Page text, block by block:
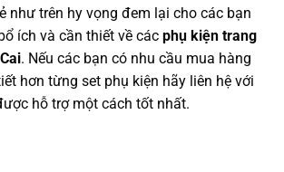
như trên hy vọng đem lại cho các bạn
ích và cần thiết về các phụ kiện trang
. Nếu các bạn có nhu cầu mua hàng
hơn từng set phụ kiện hãy liên hệ với
hỗ trợ một cách tốt nhất.